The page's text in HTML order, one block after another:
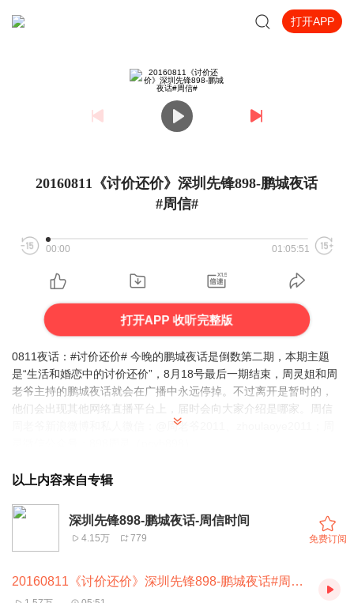
打开APP
20160811《讨价还价》深圳先锋898-鹏城夜话
#周信#
00:00 01:05:51
打开APP 收听完整版
0811夜话：#讨价还价# 今晚的鹏城夜话是倒数第二期，本期主题
是“生活和婚恋中的讨价还价”，8月18号最后一期结束，周灵姐和周
老爷主持的鹏城夜话就会在广播中永远停掉。不过离开是暂时的，
他们会出现其他网络直播平台上，届时会向大家介绍是哪家。周信
周老爷新浪微博和私人微信：@周老爷2011、zhoulaoye2011；周
以上内容来自专辑
深圳先锋898-鹏城夜话-周信时间
4.15万 779 免费订阅
20160811《讨价还价》深圳先锋898-鹏城夜话#周信#